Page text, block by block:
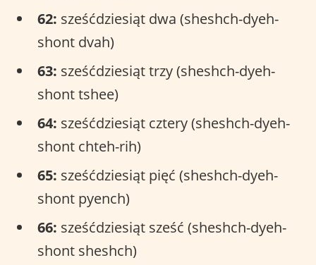
62: sześćdziesiąt dwa (sheshch-dyeh-
shont dvah)
63: sześćdziesiąt trzy (sheshch-dyeh-
shont tshee)
64: sześćdziesiąt cztery (sheshch-dyeh-
shont chteh-rih)
65: sześćdziesiąt pięć (sheshch-dyeh-
shont pyench)
66: sześćdziesiąt sześć (sheshch-dyeh-
shont sheshch)